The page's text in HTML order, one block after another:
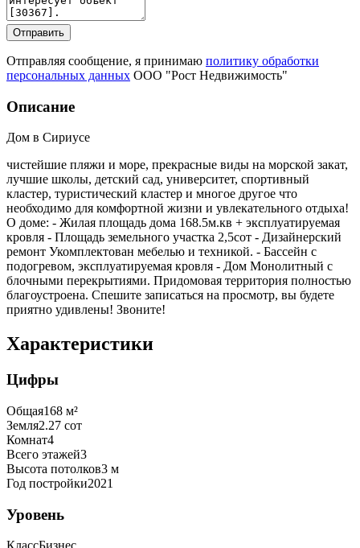
Отправить
Отправляя сообщение, я принимаю политику обработки
персональных данных ООО "Рост Недвижимость"
Описание
Дом в Сириусе
чистейшие пляжи и море, прекрасные виды на морской закат,
лучшие школы, детский сад, университет, спортивный
кластер, туристический кластер и многое другое что
необходимо для комфортной жизни и увлекательного отдыха!
О доме: - Жилая площадь дома 168.5м.кв + эксплуатируемая
кровля - Площадь земельного участка 2,5сот - Дизайнерский
ремонт Укомплектован мебелью и техникой. - Бассейн с
подогревом, эксплуатируемая кровля - Дом Монолитный с
блочными перекрытиями. Придомовая территория полностью
благоустроена. Спешите записаться на просмотр, вы будете
приятно удивлены! Звоните!
Характеристики
Цифры
Общая168 м²
Земля2.27 сот
Комнат4
Всего этажей3
Высота потолков3 м
Год постройки2021
Уровень